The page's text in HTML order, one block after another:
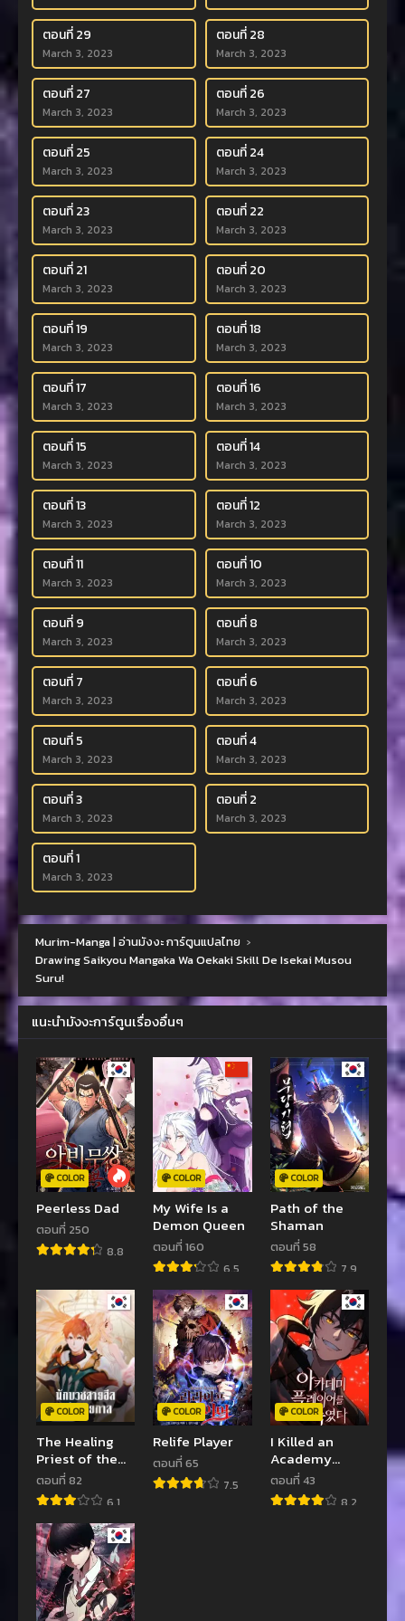
ตอนที่ 29
March 3, 2023
ตอนที่ 28
March 3, 2023
ตอนที่ 27
March 3, 2023
ตอนที่ 26
March 3, 2023
ตอนที่ 25
March 3, 2023
ตอนที่ 24
March 3, 2023
ตอนที่ 23
March 3, 2023
ตอนที่ 22
March 3, 2023
ตอนที่ 21
March 3, 2023
ตอนที่ 20
March 3, 2023
ตอนที่ 19
March 3, 2023
ตอนที่ 18
March 3, 2023
ตอนที่ 17
March 3, 2023
ตอนที่ 16
March 3, 2023
ตอนที่ 15
March 3, 2023
ตอนที่ 14
March 3, 2023
ตอนที่ 13
March 3, 2023
ตอนที่ 12
March 3, 2023
ตอนที่ 11
March 3, 2023
ตอนที่ 10
March 3, 2023
ตอนที่ 9
March 3, 2023
ตอนที่ 8
March 3, 2023
ตอนที่ 7
March 3, 2023
ตอนที่ 6
March 3, 2023
ตอนที่ 5
March 3, 2023
ตอนที่ 4
March 3, 2023
ตอนที่ 3
March 3, 2023
ตอนที่ 2
March 3, 2023
ตอนที่ 1
March 3, 2023
Murim-Manga | อ่านมังงะ การ์ตูนแปลไทย ›
Drawing Saikyou Mangaka Wa Oekaki Skill De Isekai Musou
Suru!
แนะนำมังงะการ์ตูนเรื่องอื่นๆ
COLOR
Peerless Dad
ตอนที่ 250
8.8
COLOR
My Wife Is a
Demon Queen
ตอนที่ 160
6.5
COLOR
Path of the
Shaman
ตอนที่ 58
7.9
COLOR
The Healing
Priest of the
Sun
ตอนที่ 82
6.1
COLOR
Relife Player
ตอนที่ 65
7.5
COLOR
I Killed an
Academy
Player
ตอนที่ 43
8.2